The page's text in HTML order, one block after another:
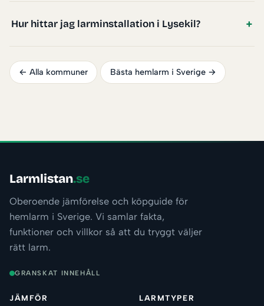
Hur hittar jag larminstallation i Lysekil?
← Alla kommuner Bästa hemlarm i Sverige →
Larmlistan.se
Oberoende jämförelse och köpguide för
hemlarm i Sverige. Vi samlar fakta,
funktioner och villkor så att du tryggt väljer
rätt larm.
GRANSKAT INNEHÅLL
JÄMFÖR LARMTYPER